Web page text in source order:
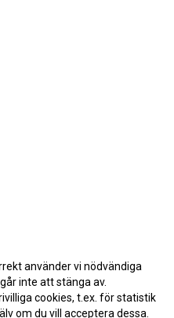
använder vi nödvändiga
inte att stänga av.
cookies, t.ex. för statistik
om du vill acceptera dessa.